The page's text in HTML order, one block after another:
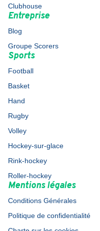
Clubhouse
Entreprise
Blog
Groupe Scorers
Sports
Football
Basket
Hand
Rugby
Volley
Hockey-sur-glace
Rink-hockey
Roller-hockey
Mentions légales
Conditions Générales
Politique de confidentialité